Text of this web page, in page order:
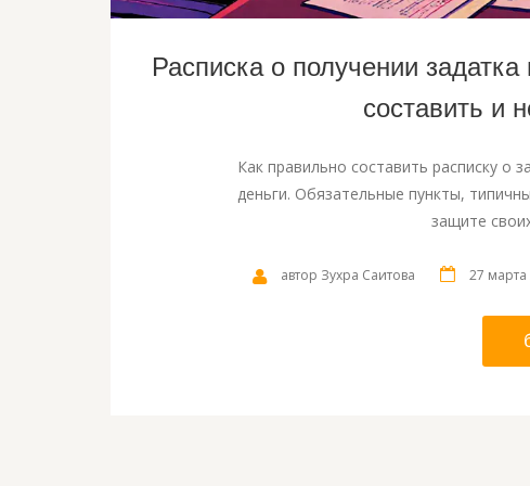
Расписка о получении
составить и
Как правильно составить расписку о
деньги. Обязательные пункты,
защите
автор Зухра Саитова 27 марта